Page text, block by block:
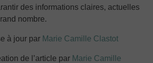
des informations claires, actuelles
nombre.
à jour par Marie Camille Clastot
de l’article par Marie Camille